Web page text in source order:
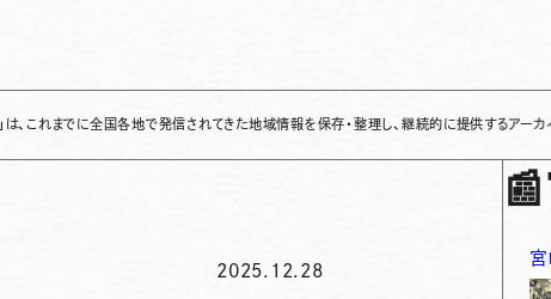
全国各地で発信されてきた地域情報を保存・整理し、継続的に提供するアーカイブサイトです
2025.12.28
📰